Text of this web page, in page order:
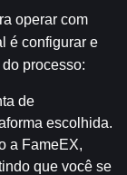
operar com
é configurar e
processo:
de
escolhida.
a FameEX,
que você se